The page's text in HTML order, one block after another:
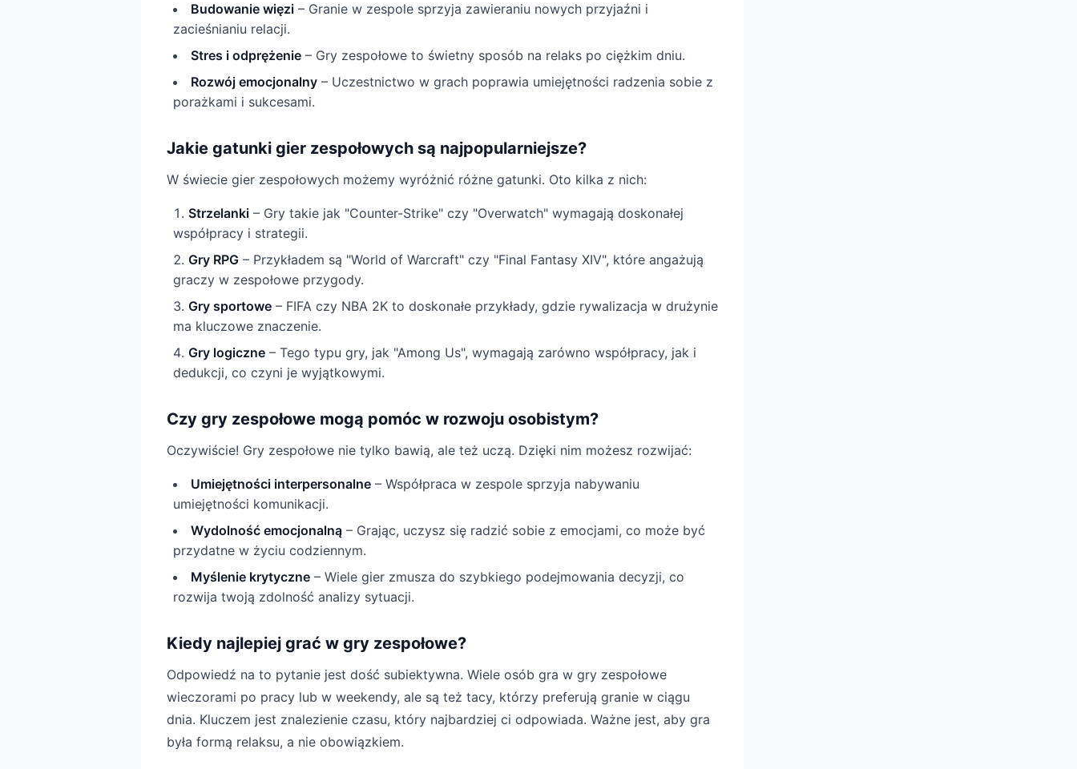
Budowanie więzi – Granie w zespole sprzyja zawieraniu nowych przyjaźni i
zacieśnianiu relacji.
Stres i odprężenie – Gry zespołowe to świetny sposób na relaks po ciężkim dniu.
Rozwój emocjonalny – Uczestnictwo w grach poprawia umiejętności radzenia sobie z
porażkami i sukcesami.
Jakie gatunki gier zespołowych są najpopularniejsze?
W świecie gier zespołowych możemy wyróżnić różne gatunki. Oto kilka z nich:
Strzelanki – Gry takie jak "Counter-Strike" czy "Overwatch" wymagają doskonałej
współpracy i strategii.
Gry RPG – Przykładem są "World of Warcraft" czy "Final Fantasy XIV", które angażują
graczy w zespołowe przygody.
Gry sportowe – FIFA czy NBA 2K to doskonałe przykłady, gdzie rywalizacja w drużynie
ma kluczowe znaczenie.
Gry logiczne – Tego typu gry, jak "Among Us", wymagają zarówno współpracy, jak i
dedukcji, co czyni je wyjątkowymi.
Czy gry zespołowe mogą pomóc w rozwoju osobistym?
Oczywiście! Gry zespołowe nie tylko bawią, ale też uczą. Dzięki nim możesz rozwijać:
Umiejętności interpersonalne – Współpraca w zespole sprzyja nabywaniu
umiejętności komunikacji.
Wydolność emocjonalną – Grając, uczysz się radzić sobie z emocjami, co może być
przydatne w życiu codziennym.
Myślenie krytyczne – Wiele gier zmusza do szybkiego podejmowania decyzji, co
rozwija twoją zdolność analizy sytuacji.
Kiedy najlepiej grać w gry zespołowe?
Odpowiedź na to pytanie jest dość subiektywna. Wiele osób gra w gry zespołowe
wieczorami po pracy lub w weekendy, ale są też tacy, którzy preferują granie w ciągu
dnia. Kluczem jest znalezienie czasu, który najbardziej ci odpowiada. Ważne jest, aby gra
była formą relaksu, a nie obowiązkiem.